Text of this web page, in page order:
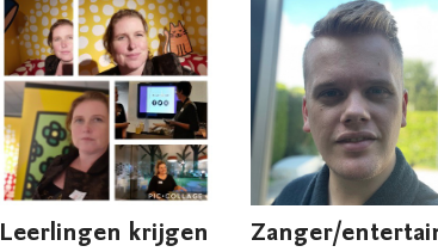
Leerlingen krijgen Zanger/